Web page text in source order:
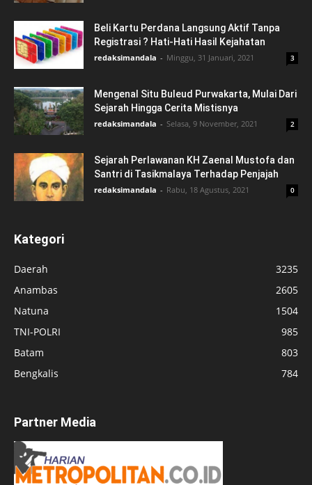
Beli Kartu Perdana Langsung Aktif Tanpa
Registrasi ? Hati-Hati Hasil Kejahatan
redaksimandala - Minggu, 31 Januari, 2021 3
Mengenal Situ Buleud Purwakarta, Mulai Dari
Sejarah Hingga Cerita Mistisnya
redaksimandala - Selasa, 9 November, 2021 2
Sejarah Perlawanan KH Zaenal Mustofa dan
Santri di Tasikmalaya Terhadap Penjajah
redaksimandala - Rabu, 18 Agustus, 2021 0
Kategori
Daerah
3235
Anambas
2605
Natuna
1504
TNI-POLRI
985
Batam
803
Bengkalis
784
Partner Media